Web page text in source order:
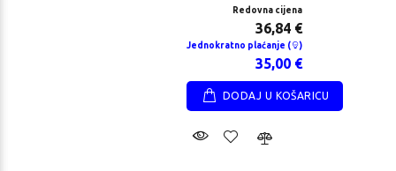
Redovna cijena
36,84 €
Jednokratno plaćanje ( )
35,00 €
DODAJ U KOŠARICU